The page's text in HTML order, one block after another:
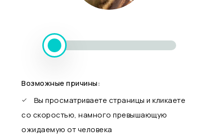
Возможные причины:
Вы просматриваете страницы и кликаете
со скоростью, намного превышающую
ожидаемую от человека